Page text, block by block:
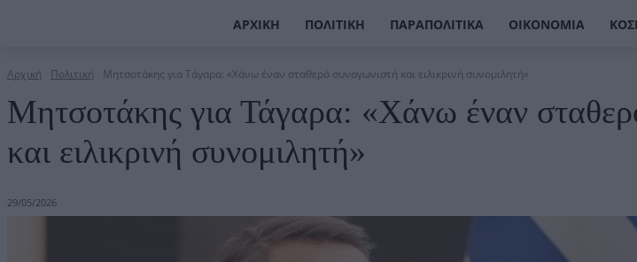
ΑΡΧΙΚΉ ΠΟΛΙΤΙΚΉ ΠΑΡΑΠΟΛΙΤΙΚΆ ΟΙΚΟΝΟΜΊΑ
Αρχική Πολιτική Μητσοτάκης για Τάγαρα: «Χάνω έναν σταθερό συναγωνιστή και ειλικρινή συνομιλητή»
Μητσοτάκης για Τάγαρα: «Χάνω έναν
και ειλικρινή συνομιλητή»
29/05/2026